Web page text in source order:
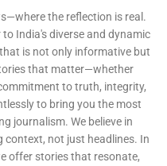
the reflection is real.
India's diverse and dynamic
is not only informative but
that matter—whether
to truth, integrity,
to bring you the most
journalism. We believe in
not just headlines. In
offer stories that resonate,